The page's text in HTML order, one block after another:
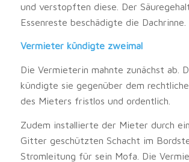
und verstopften diese. Der
Essenreste beschädigte die Dachrinne.
Vermieter kündigte zweimal
Die Vermieterin mahnte zunächst ab.
kündigte sie gegenüber dem
des Mieters fristlos und ordentlich.
Zudem installierte der Mieter durch
Gitter geschützten Schacht im
Stromleitung für sein Mofa. Die